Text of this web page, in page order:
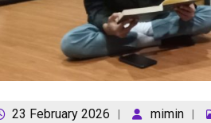
23 February 2026 mimin